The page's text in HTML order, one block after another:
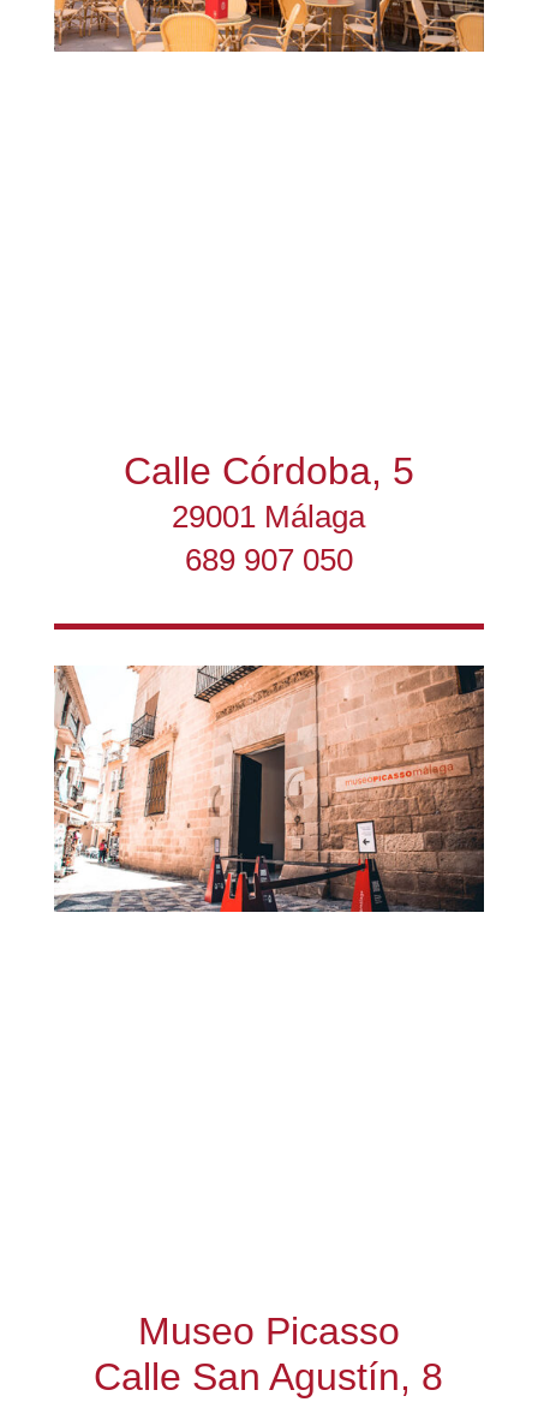
Calle Córdoba, 5
29001 Málaga
689 907 050
Museo Picasso
Calle San Agustín, 8